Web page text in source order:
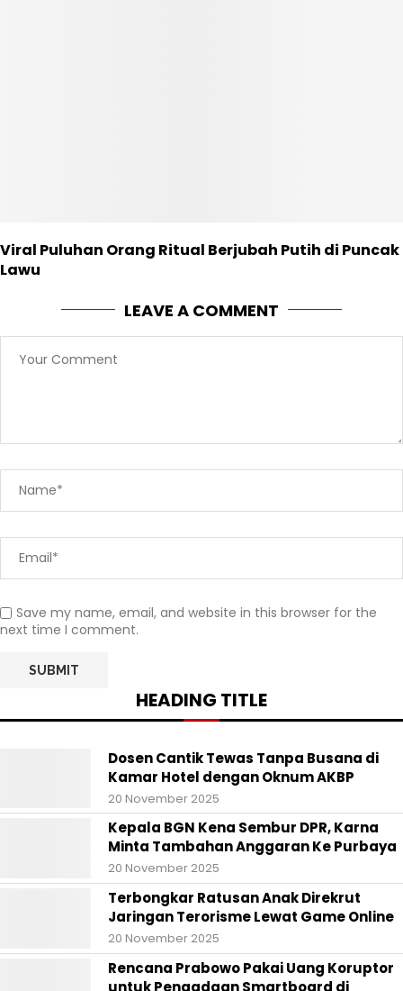
Viral Puluhan Orang Ritual Berjubah Putih di Puncak
Lawu
LEAVE A COMMENT
Save my name, email, and website in this browser for the
next time I comment.
HEADING TITLE
Dosen Cantik Tewas Tanpa Busana di
Kamar Hotel dengan Oknum AKBP
20 November 2025
Kepala BGN Kena Sembur DPR, Karna
Minta Tambahan Anggaran Ke Purbaya
20 November 2025
Terbongkar Ratusan Anak Direkrut
Jaringan Terorisme Lewat Game Online
20 November 2025
Rencana Prabowo Pakai Uang Koruptor
untuk Pengadaan Smartboard di